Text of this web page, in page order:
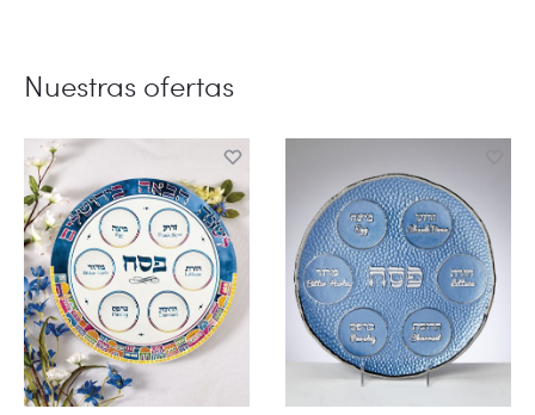
Nuestras ofertas